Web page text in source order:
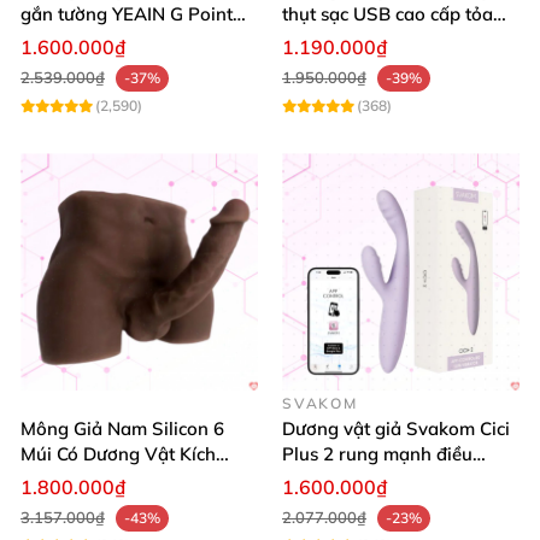
Được đựng trong túi lụa.
Được thiết kế tay cầm , không sợ bị tuột.
Kích thước của sản phẩm
sản phẩm được nhiều chị em lựa chọn và ưa thích.
Vẻ đẹp , đẹp hoàn hảo.
Nhiều màu sắc cho bạn lựa chọn.
Bao bì đẹp, lịch sự
gắn tường YEAIN G Point
tỏa nhiệt điều khiển từ xa
1.600.000₫
2.539.000₫
-37%
(2,590)
thụt sạc USB cao cấp tỏa
nhiệt mạnh
1.190.000₫
1.950.000₫
-39%
(368)
Mông Giả Nam Silicon 6
Múi Có Dương Vật Kích
Thước Lớn Hấp Dẫn
1.800.000₫
3.157.000₫
-43%
SVAKOM
Dương vật giả Svakom Cici
Plus 2 rung mạnh điều
khiển App an toàn
1.600.000₫
2.077.000₫
-23%